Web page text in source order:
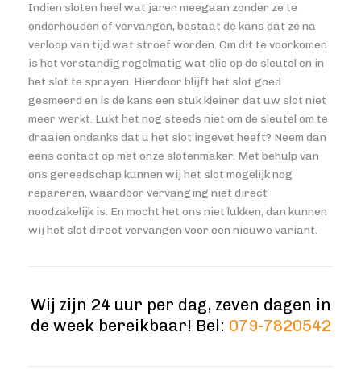
Indien sloten heel wat jaren meegaan zonder ze te
onderhouden of vervangen, bestaat de kans dat ze na
verloop van tijd wat stroef worden. Om dit te voorkomen
is het verstandig regelmatig wat olie op de sleutel en in
het slot te sprayen. Hierdoor blijft het slot goed
gesmeerd en is de kans een stuk kleiner dat uw slot niet
meer werkt. Lukt het nog steeds niet om de sleutel om te
draaien ondanks dat u het slot ingevet heeft? Neem dan
eens contact op met onze slotenmaker. Met behulp van
ons gereedschap kunnen wij het slot mogelijk nog
repareren, waardoor vervanging niet direct
noodzakelijk is. En mocht het ons niet lukken, dan kunnen
wij het slot direct vervangen voor een nieuwe variant.
Wij zijn 24 uur per dag, zeven dagen in
de week bereikbaar! Bel: 079-7820542